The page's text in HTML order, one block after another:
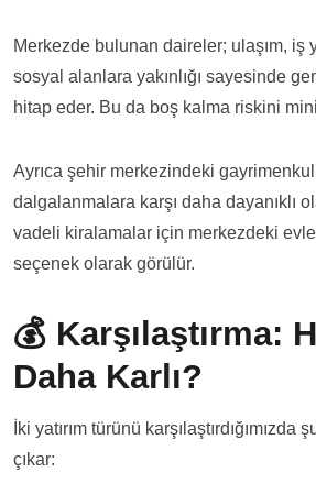
Merkezde bulunan daireler; ulaşım, iş
sosyal alanlara yakınlığı sayesinde
hitap eder. Bu da boş kalma riskini
Ayrıca şehir merkezindeki
dalgalanmalara karşı daha dayanıklı
vadeli kiralamalar için merkezdeki
seçenek olarak görülür.
💰 Karşılaştırma:
Daha Karlı?
İki yatırım türünü karşılaştırdığımızda
çıkar: